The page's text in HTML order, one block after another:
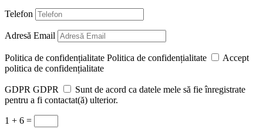
Telefon
Adresă Email
Politica de confidențialitate Politica de confidențialitate
Accept
politica de confidențialitate
GDPR GDPR
Sunt de acord ca datele mele să fie înregistrate
pentru a fi contactat(ă) ulterior.
1 + 6 =